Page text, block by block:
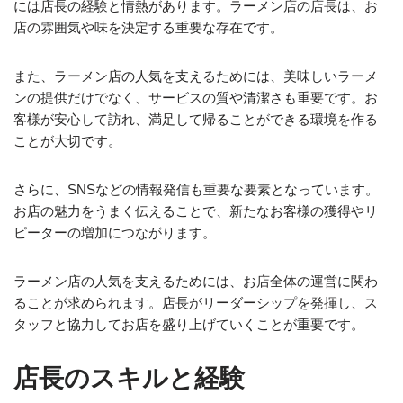
には店長の経験と情熱があります。ラーメン店の店長は、お
店の雰囲気や味を決定する重要な存在です。
また、ラーメン店の人気を支えるためには、美味しいラーメ
ンの提供だけでなく、サービスの質や清潔さも重要です。お
客様が安心して訪れ、満足して帰ることができる環境を作る
ことが大切です。
さらに、SNSなどの情報発信も重要な要素となっています。
お店の魅力をうまく伝えることで、新たなお客様の獲得やリ
ピーターの増加につながります。
ラーメン店の人気を支えるためには、お店全体の運営に関わ
ることが求められます。店長がリーダーシップを発揮し、ス
タッフと協力してお店を盛り上げていくことが重要です。
店長のスキルと経験